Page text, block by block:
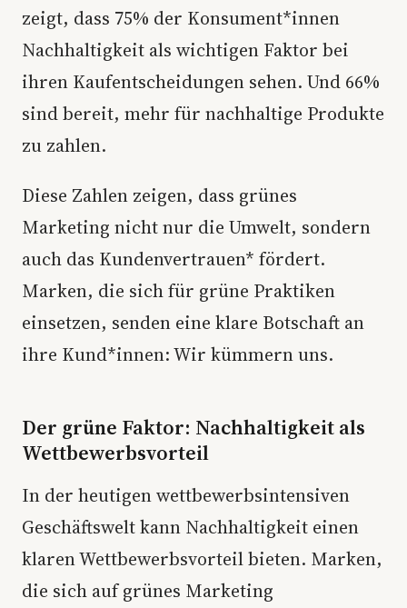
zeigt, dass 75% der Konsument*innen
Nachhaltigkeit als wichtigen Faktor bei
ihren Kaufentscheidungen sehen. Und 66%
sind bereit, mehr für nachhaltige Produkte
zu zahlen.
Diese Zahlen zeigen, dass grünes
Marketing nicht nur die Umwelt, sondern
auch das Kundenvertrauen* fördert.
Marken, die sich für grüne Praktiken
einsetzen, senden eine klare Botschaft an
ihre Kund*innen: Wir kümmern uns.
Der grüne Faktor: Nachhaltigkeit als
Wettbewerbsvorteil
In der heutigen wettbewerbsintensiven
Geschäftswelt kann Nachhaltigkeit einen
klaren Wettbewerbsvorteil bieten. Marken,
die sich auf grünes Marketing